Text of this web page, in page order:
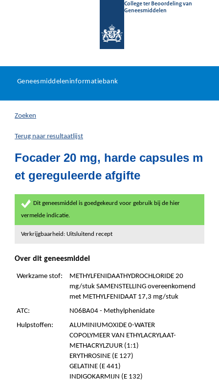
College ter Beoordeling van
Geneesmiddelen
U
hier:
Geneesmiddeleninformatiebank
Zoeken
Terug naar resultaatlijst
Focader 20 mg, harde capsules m
et gereguleerde afgifte
Dit geneesmiddel is goedgekeurd voor gebruik bij de hier
vermelde indicatie.
Verkrijgbaarheid: Uitsluitend recept
Over dit geneesmiddel
Werkzame stof:
METHYLFENIDAATHYDROCHLORIDE 20
mg/stuk SAMENSTELLING overeenkomend
met METHYLFENIDAAT 17,3 mg/stuk
ATC:
N06BA04 - Methylphenidate
Hulpstoffen:
ALUMINIUMOXIDE 0-WATER
COPOLYMEER VAN ETHYLACRYLAAT-
METHACRYLZUUR (1:1)
ERYTHROSINE (E 127)
GELATINE (E 441)
INDIGOKARMIJN (E 132)